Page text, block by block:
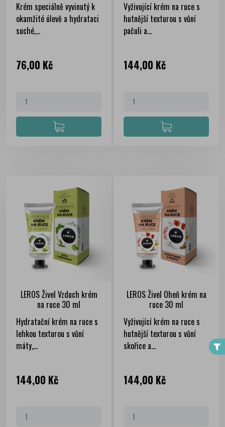
Krém speciálně vyvinutý k
okamžité úlevě a hydrataci
suché,...
Cena
76,00 Kč
Vyživující krém na ruce s
hutnější texturou s vůní
pačuli a...
Cena
144,00 Kč
LEROS Živel Vzduch krém
na ruce 30 ml
Hydratační krém na ruce s
lehkou texturou s vůní
máty,...
Cena
144,00 Kč
LEROS Živel Oheň krém na
ruce 30 ml
Vyživující krém na ruce s
hutnější texturou s vůní
skořice a...
Cena
144,00 Kč